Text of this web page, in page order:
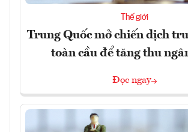
Thế giới
Trung Quốc mở chiến dịch
toàn cầu để tăng thu
Đọc ngay